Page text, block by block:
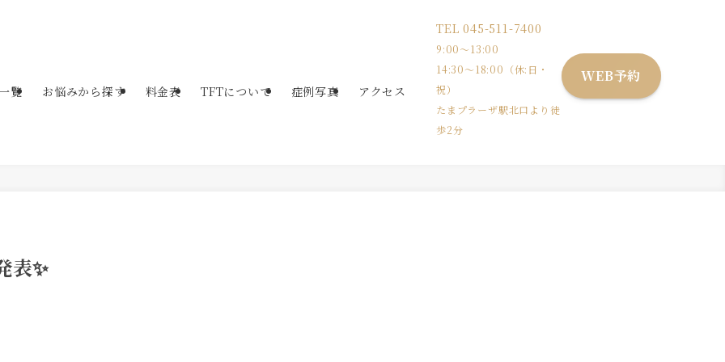
覧 お悩みから探す 料金表 TFTについて 症例写真 アクセス
TEL 045-511-7400
9:00〜13:00
14:30〜18:00（休:日・
祝）
たまプラーザ駅北口より徒
歩2分
WEB予約
表✨